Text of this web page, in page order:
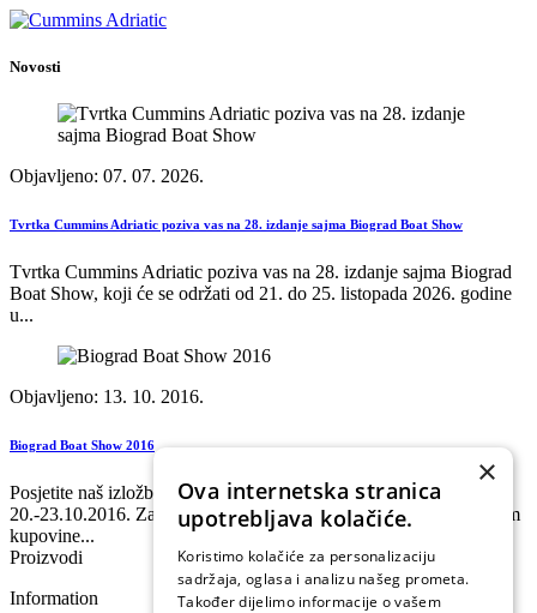
Novosti
Objavljeno: 07. 07. 2026.
Tvrtka Cummins Adriatic poziva vas na 28. izdanje sajma Biograd Boat Show
Tvrtka Cummins Adriatic poziva vas na 28. izdanje sajma Biograd
Boat Show, koji će se održati od 21. do 25. listopada 2026. godine
u...
Objavljeno: 13. 10. 2016.
Biograd Boat Show 2016
Posjetite naš izložbeni prostor na Biograd Boat Show od
20.-23.10.2016. Za sve kupce nudimo dodatne pogodnosti prilikom
kupovine...
Proizvodi
Information
×
Ova internetska stranica
upotrebljava kolačiće.
Koristimo kolačiće za personalizaciju
sadržaja, oglasa i analizu našeg prometa.
Također dijelimo informacije o vašem